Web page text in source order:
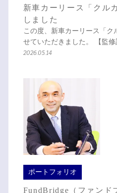
新車カーリース「クル
しました
この度、新車カーリース「ク
せていただきました。 【監
2026.05.14
ポートフォリオ
FundBridge（ファンド